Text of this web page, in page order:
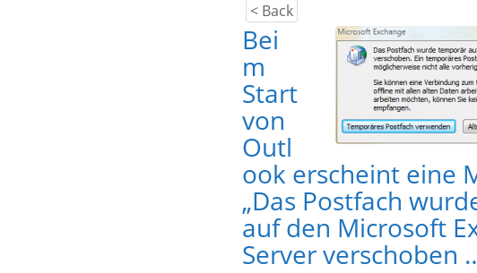
< Back
Bei
m
Start
von
Outl
ook erscheint eine
„Das Postfach
auf den Microsoft
Server verschoben